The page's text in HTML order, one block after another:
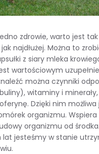
zdrowie, warto jest
najdłużej. Można to
z siary mleka
wartościowym
można czynniki
witaminy i
Dzięki nim
organizmu. Wspiera
organizmu od
lat jesteśmy w stanie